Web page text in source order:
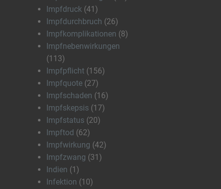
Impfdruck (41)
Impfdurchbruch (26)
Impfkomplikationen (8)
Impfnebenwirkungen
(113)
Impfpflicht (156)
Impfquote (27)
Impfschaden (16)
Impfskepsis (17)
Impfstatus (20)
Impftod (62)
Impfwirkung (42)
Impfzwang (31)
Indien (1)
Infektion (10)